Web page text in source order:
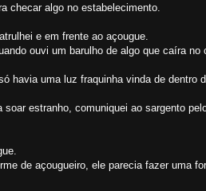
checar algo no estabelecimento.
e em frente ao açougue.
ouvi um barulho de algo que caíra no
havia uma luz fraquinha vinda de dentro
estranho, comuniquei ao sargento
de açougueiro, ele parecia fazer uma